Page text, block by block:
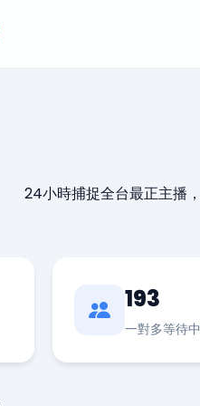
24小時捕捉全台最正主播
193
一對多等待中